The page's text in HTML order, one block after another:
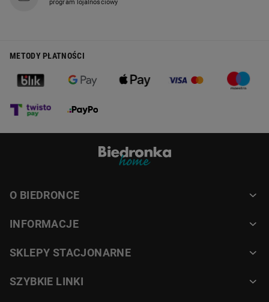
program lojalnościowy
METODY PŁATNOŚCI
O BIEDRONCE
INFORMACJE
SKLEPY STACJONARNE
SZYBKIE LINKI